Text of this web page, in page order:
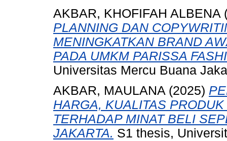
AKBAR, KHOFIFAH ALBENA
PLANNING DAN
MENINGKATKAN BRAND
PADA UMKM PARISSA
Universitas Mercu Buana
AKBAR, MAULANA (2025)
HARGA, KUALITAS
TERHADAP MINAT BELI
JAKARTA. S1 thesis,